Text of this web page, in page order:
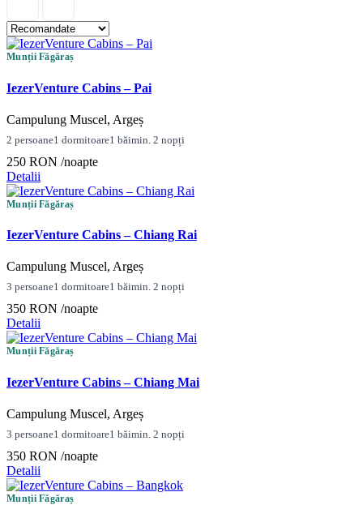
Munții Făgăraș
IezerVenture Cabins – Pai
Campulung Muscel, Argeș
2 persoane1 dormitoare1 băimin. 2 nopți
250 RON /noapte
Detalii
Munții Făgăraș
IezerVenture Cabins – Chiang Rai
Campulung Muscel, Argeș
3 persoane1 dormitoare1 băimin. 2 nopți
350 RON /noapte
Detalii
Munții Făgăraș
IezerVenture Cabins – Chiang Mai
Campulung Muscel, Argeș
3 persoane1 dormitoare1 băimin. 2 nopți
350 RON /noapte
Detalii
Munții Făgăraș